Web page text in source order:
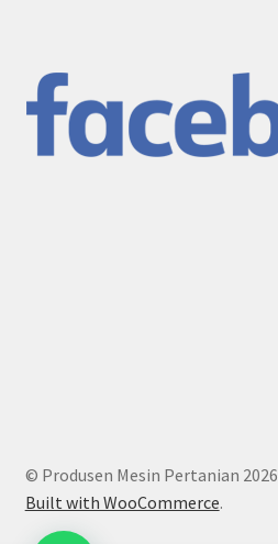
© Produsen Mesin Pertanian 2026
Built with WooCommerce.